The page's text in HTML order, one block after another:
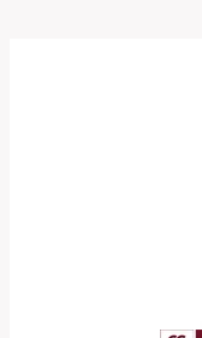
Schurze
Ihre